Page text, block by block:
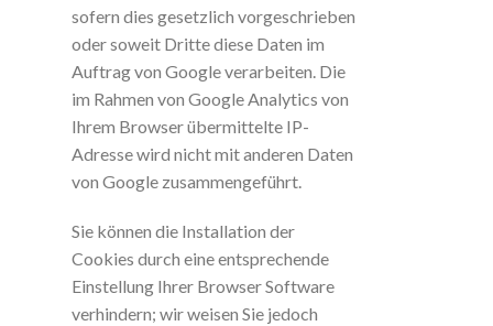
sofern dies gesetzlich vorgeschrieben
oder soweit Dritte diese Daten im
Auftrag von Google verarbeiten. Die
im Rahmen von Google Analytics von
Ihrem Browser übermittelte IP-
Adresse wird nicht mit anderen Daten
von Google zusammengeführt.
Sie können die Installation der
Cookies durch eine entsprechende
Einstellung Ihrer Browser Software
verhindern; wir weisen Sie jedoch